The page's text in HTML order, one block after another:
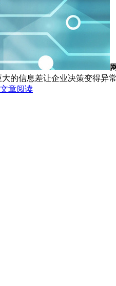
的信息差让企业决策变得
文章阅读